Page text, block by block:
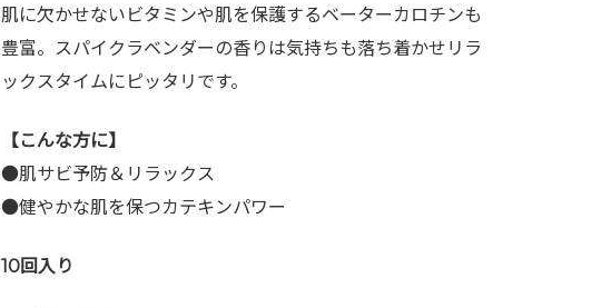
肌に欠かせないビタミンや肌を保護するベーターカロチンも
豊富。スパイクラベンダーの香りは気持ちも落ち着かせリラ
ックスタイムにピッタリです。
【こんな方に】
●肌サビ予防＆リラックス
●健やかな肌を保つカテキンパワー
10回入り